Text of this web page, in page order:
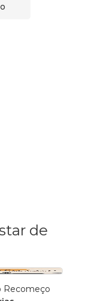
de
Recomeço